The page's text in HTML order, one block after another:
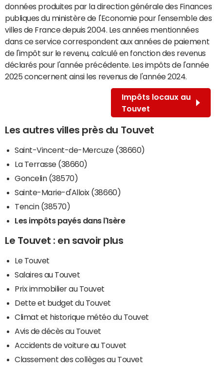
données produites par la direction générale des Finances
publiques du ministère de l'Economie pour l'ensemble des
villes de France depuis 2004. Les années mentionnées
dans ce service correspondent aux années de paiement
de l'impôt sur le revenu, calculé en fonction des revenus
déclarés pour l'année précédente. Les impôts de l'année
2025 concernent ainsi les revenus de l'année 2024.
Impôts locaux au
Touvet
Les autres villes près du Touvet
Saint-Vincent-de-Mercuze (38660)
La Terrasse (38660)
Goncelin (38570)
Sainte-Marie-d'Alloix (38660)
Tencin (38570)
Les impôts payés dans l'Isère
Le Touvet : en savoir plus
Le Touvet
Salaires au Touvet
Prix immobilier au Touvet
Dette et budget du Touvet
Climat et historique météo du Touvet
Avis de décès au Touvet
Accidents de voiture au Touvet
Classement des collèges au Touvet